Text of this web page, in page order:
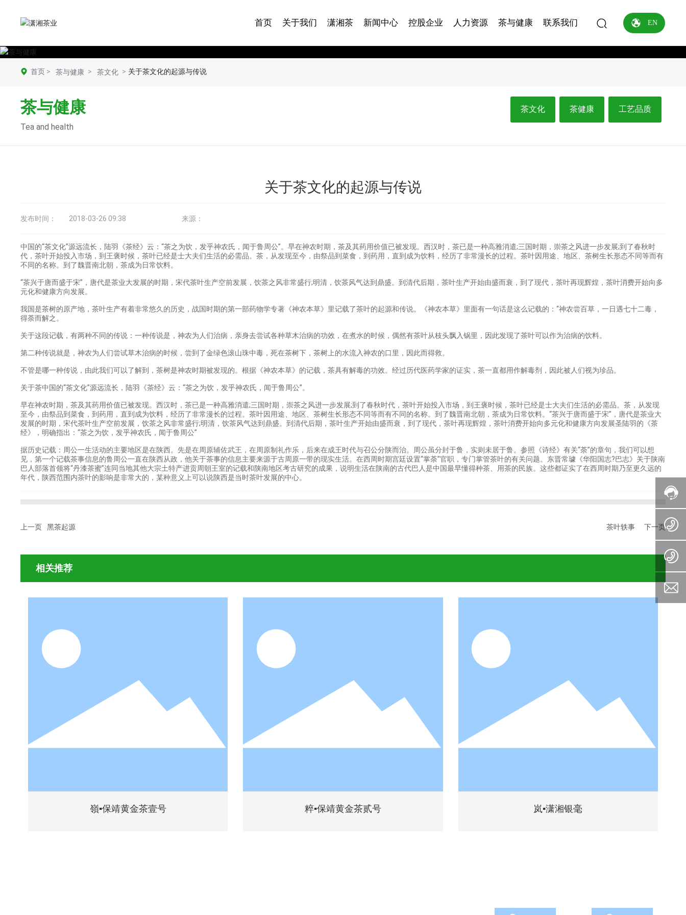
首页 关于我们 潇湘茶 新闻中心 控股企业 人力资源 茶与健康 联系我们 EN
首页 茶与健康 茶文化 关于茶文化的起源与传说
茶与健康
Tea and health
茶文化 茶健康 工艺品质
关于茶文化的起源与传说
发布时间： 2018-03-26 09:38 来源：
中国的“茶文化”源远流长，陆羽《茶经》云：“茶之为饮，发乎神农氏，闻于鲁周公”。早在神农时期，茶及其药用价值已被发现。西汉时，茶已是一种高雅消遣;三国时期，崇茶之风进一步发展;到了春秋时
代，茶叶开始投入市场，到王褒时候，茶叶已经是士大夫们生活的必需品。茶，从发现至今，由祭品到菜食，到药用，直到成为饮料，经历了非常漫长的过程。茶叶因用途、地区、茶树生长形态不同等而有
不同的名称。到了魏晋南北朝，茶成为日常饮料。
“茶兴于唐而盛于宋”，唐代是茶业大发展的时期，宋代茶叶生产空前发展，饮茶之风非常盛行;明清，饮茶风气达到鼎盛。到清代后期，茶叶生产开始由盛而衰，到了现代，茶叶再现辉煌，茶叶消费开始向多
元化和健康方向发展。
我国是茶树的原产地，茶叶生产有着非常悠久的历史，战国时期的第一部药物学专著《神农本草》里记载了茶叶的起源和传说。《神农本草》里面有一句话是这么记载的：“神农尝百草，一日遇七十二毒，
得荼而解之。
关于这段记载，有两种不同的传说：一种传说是，神农为人们治病，亲身去尝试各种草木治病的功效，在煮水的时候，偶然有茶叶从枝头飘入锅里，因此发现了茶叶可以作为治病的饮料。
第二种传说就是，神农为人们尝试草木治病的时候，尝到了金绿色滚山珠中毒，死在茶树下，茶树上的水流入神农的口里，因此而得救。
不管是哪一种传说，由此我们可以了解到，茶树是神农时期被发现的。根据《神农本草》的记载，茶具有解毒的功效。经过历代医药学家的证实，茶一直都用作解毒剂，因此被人们视为珍品。
关于茶中国的“茶文化”源远流长，陆羽《茶经》云：“茶之为饮，发乎神农氏，闻于鲁周公”。
早在神农时期，茶及其药用价值已被发现。西汉时，茶已是一种高雅消遣;三国时期，崇茶之风进一步发展;到了春秋时代，茶叶开始投入市场，到王褒时候，茶叶已经是士大夫们生活的必需品。茶，从发现
至今，由祭品到菜食，到药用，直到成为饮料，经历了非常漫长的过程。茶叶因用途、地区、茶树生长形态不同等而有不同的名称。到了魏晋南北朝，茶成为日常饮料。“茶兴于唐而盛于宋”，唐代是茶业大
发展的时期，宋代茶叶生产空前发展，饮茶之风非常盛行;明清，饮茶风气达到鼎盛。到清代后期，茶叶生产开始由盛而衰，到了现代，茶叶再现辉煌，茶叶消费开始向多元化和健康方向发展圣陆羽的《茶
经》，明确指出：“茶之为饮，发乎神农氏，闻于鲁周公”
据历史记载：周公一生活动的主要地区是在陕西。先是在周原辅佐武王，在周原制礼作乐，后来在成王时代与召公分陕而治。周公虽分封于鲁，实则未居于鲁。参照《诗经》有关“荼”的章句，我们可以想
见，第一个记载茶事信息的鲁周公一直在陕西从政，他关于茶事的信息主要来源于古周原一带的现实生活。在西周时期宫廷设置“掌荼”官职，专门掌管茶叶的有关问题。东晋常璩《华阳国志?巴志》关于陕南
巴人部落首领将“丹漆茶蜜”连同当地其他大宗土特产进贡周朝王室的记载和陕南地区考古研究的成果，说明生活在陕南的古代巴人是中国最早懂得种茶、用茶的民族。这些都证实了在西周时期乃至更久远的
年代，陕西范围内茶叶的影响是非常大的，某种意义上可以说陕西是当时茶叶发展的中心。
上一页 黑茶起源 茶叶轶事 下一页
相关推荐
嶺▪保靖黄金茶壹号 粹▪保靖黄金茶贰号 岚▪潇湘银毫